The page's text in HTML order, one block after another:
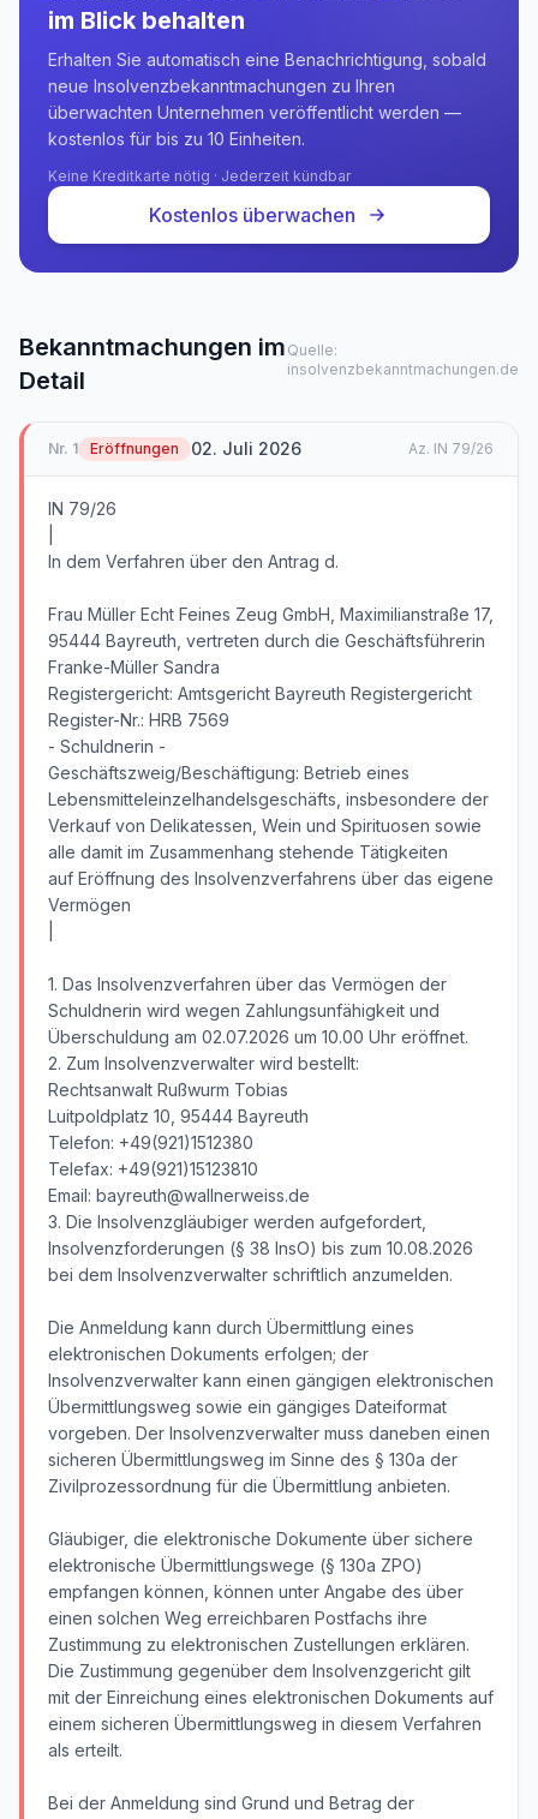
im Blick behalten
Erhalten Sie automatisch eine Benachrichtigung, sobald
neue Insolvenzbekanntmachungen zu Ihren
überwachten Unternehmen veröffentlicht werden —
kostenlos für bis zu 10 Einheiten.
Keine Kreditkarte nötig · Jederzeit kündbar
Kostenlos überwachen
Bekanntmachungen im
Detail
Quelle:
insolvenzbekanntmachungen.de
Nr. 1 Eröffnungen 02. Juli 2026 Az. IN 79/26
IN 79/26
In dem Verfahren über den Antrag d.
Frau Müller Echt Feines Zeug GmbH, Maximilianstraße 17,
95444 Bayreuth, vertreten durch die Geschäftsführerin
Franke-Müller Sandra
Registergericht: Amtsgericht Bayreuth Registergericht
Register-Nr.: HRB 7569
- Schuldnerin -
Geschäftszweig/Beschäftigung: Betrieb eines
Lebensmitteleinzelhandelsgeschäfts, insbesondere der
Verkauf von Delikatessen, Wein und Spirituosen sowie
alle damit im Zusammenhang stehende Tätigkeiten
auf Eröffnung des Insolvenzverfahrens über das eigene
Vermögen
1. Das Insolvenzverfahren über das Vermögen der
Schuldnerin wird wegen Zahlungsunfähigkeit und
Überschuldung am 02.07.2026 um 10.00 Uhr eröffnet.
2. Zum Insolvenzverwalter wird bestellt:
Rechtsanwalt Rußwurm Tobias
Luitpoldplatz 10, 95444 Bayreuth
Telefon: +49(921)1512380
Telefax: +49(921)15123810
Email: bayreuth@wallnerweiss.de
3. Die Insolvenzgläubiger werden aufgefordert,
Insolvenzforderungen (§ 38 InsO) bis zum 10.08.2026
bei dem Insolvenzverwalter schriftlich anzumelden.
Die Anmeldung kann durch Übermittlung eines
elektronischen Dokuments erfolgen; der
Insolvenzverwalter kann einen gängigen elektronischen
Übermittlungsweg sowie ein gängiges Dateiformat
vorgeben. Der Insolvenzverwalter muss daneben einen
sicheren Übermittlungsweg im Sinne des § 130a der
Zivilprozessordnung für die Übermittlung anbieten.
Gläubiger, die elektronische Dokumente über sichere
elektronische Übermittlungswege (§ 130a ZPO)
empfangen können, können unter Angabe des über
einen solchen Weg erreichbaren Postfachs ihre
Zustimmung zu elektronischen Zustellungen erklären.
Die Zustimmung gegenüber dem Insolvenzgericht gilt
mit der Einreichung eines elektronischen Dokuments auf
einem sicheren Übermittlungsweg in diesem Verfahren
als erteilt.
Bei der Anmeldung sind Grund und Betrag der